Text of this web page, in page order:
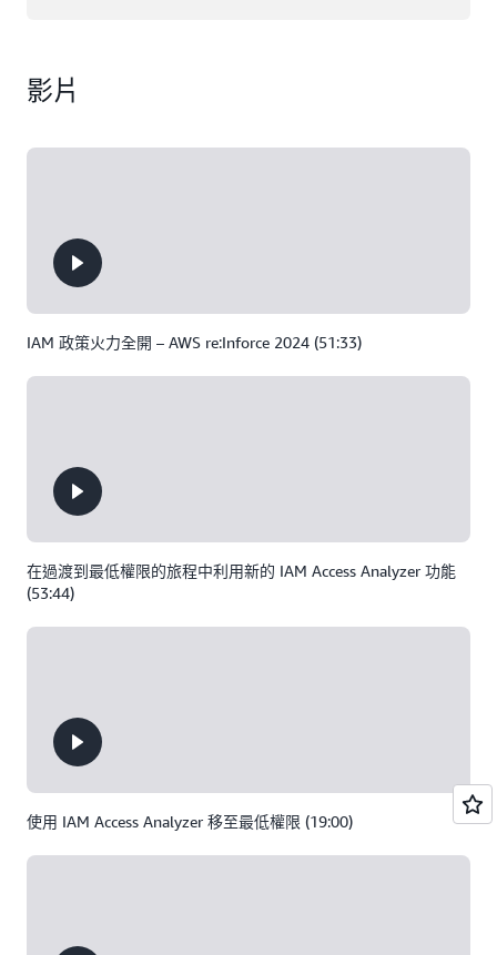
影片
IAM 政策火力全開 – AWS re:Inforce 2024 (51:33)
在過渡到最低權限的旅程中利用新的 IAM Access Analyzer 功能
(53:44)
使用 IAM Access Analyzer 移至最低權限 (19:00)